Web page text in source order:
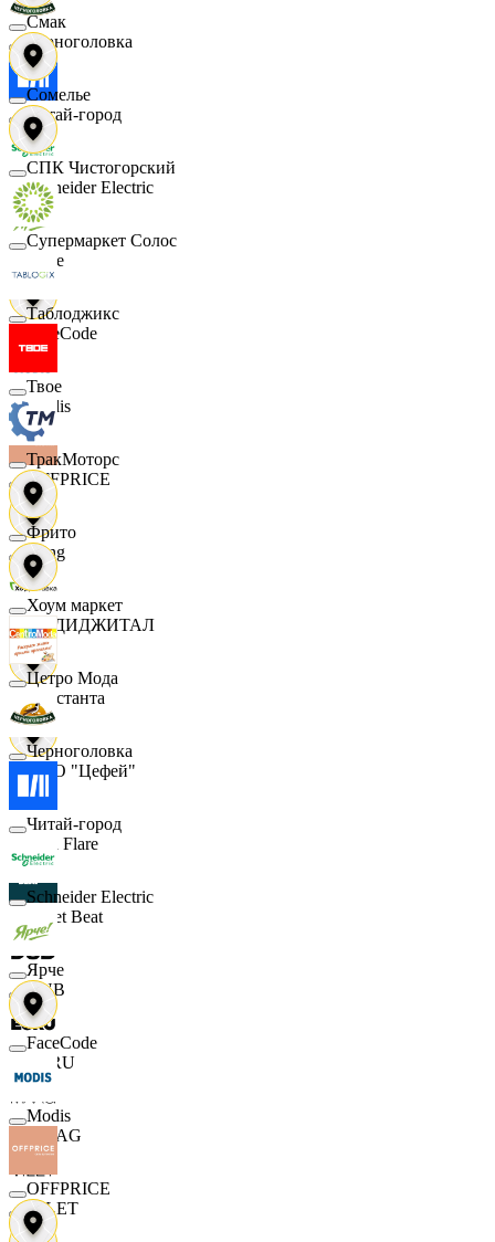
Черноголовка
Читай-город
Schneider Electric
Ярче
FaceCode
Modis
OFFPRICE
string
X5 ДИДЖИТАЛ
Константа
ООО "Цефей"
Finn Flare
Street Beat
DUB
ECRU
MAAG
VILET
Смак
Сомелье
СПК Чистогорский
Супермаркет Солос
Таблоджикс
Твое
ТракМоторс
Фрито
Хоум маркет
Цетро Мода
Черноголовка
Читай-город
Schneider Electric
Ярче
FaceCode
Modis
OFFPRICE